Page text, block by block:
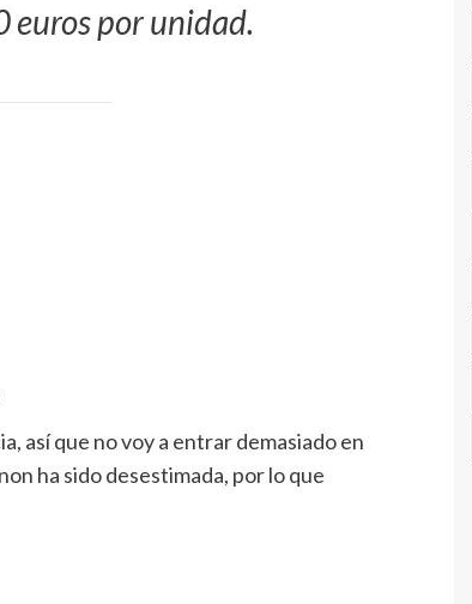
euros por unidad.
así que no voy a entrar demasiado en
ha sido desestimada, por lo que